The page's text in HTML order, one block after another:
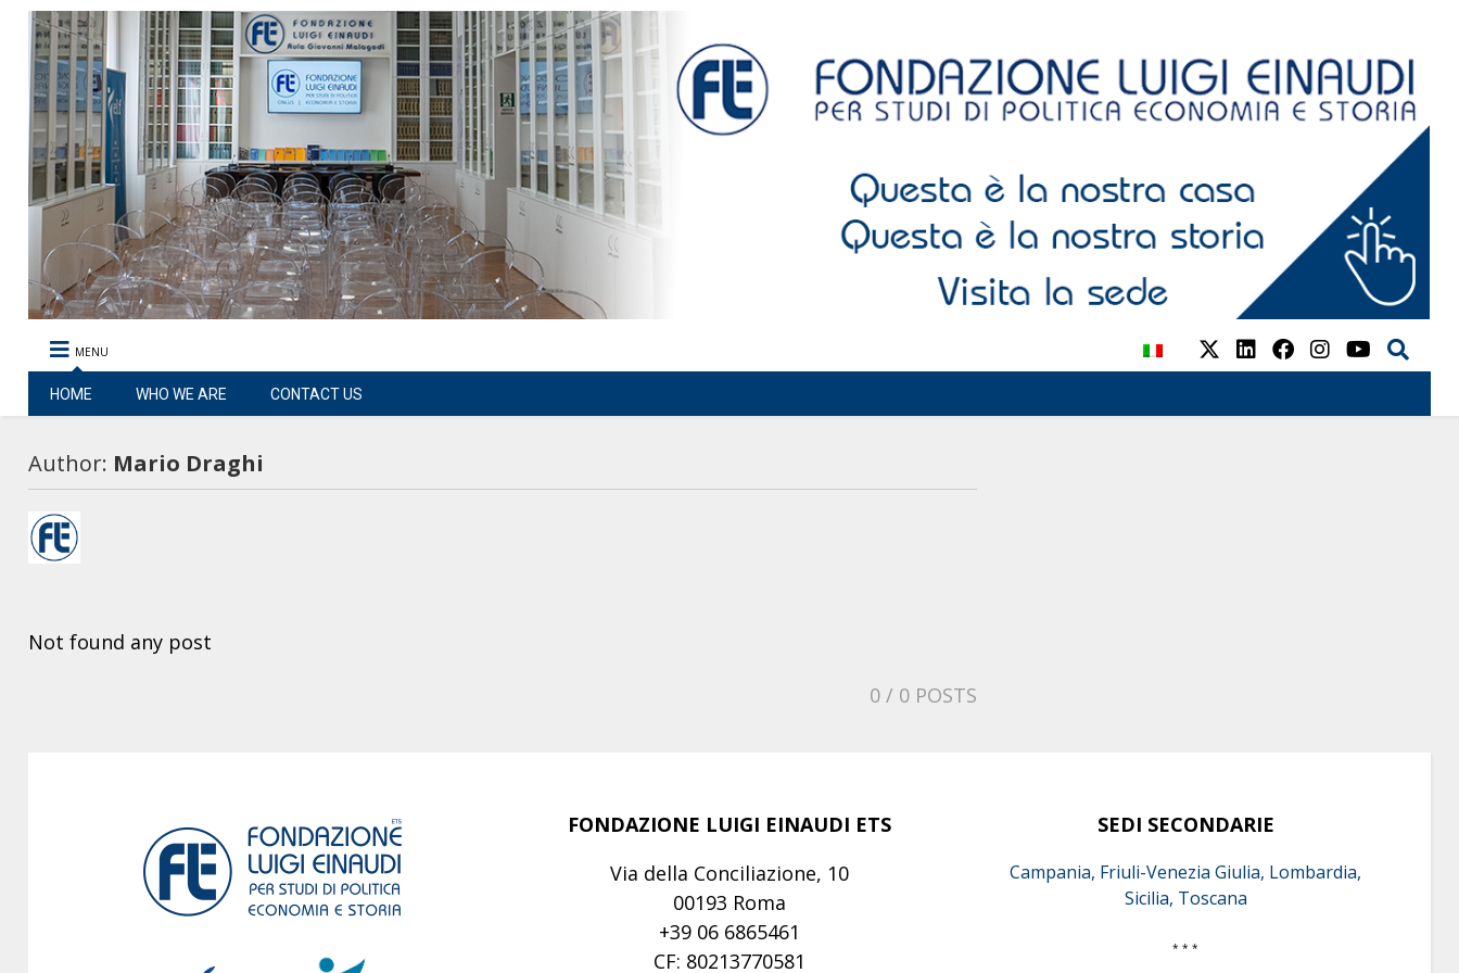
MENU
HOME WHO WE ARE CONTACT US
Author: Mario Draghi
Not found any post
0 / 0 POSTS
FONDAZIONE LUIGI EINAUDI ETS
Via della Conciliazione, 10
00193 Roma
+39 06 6865461
CF: 80213770581
SEDI SECONDARIE
Campania, Friuli-Venezia Giulia, Lombardia,
Sicilia, Toscana
* * *